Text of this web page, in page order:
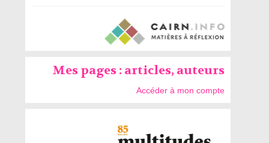
Mes pages : articles, auteurs
Accéder à mon compte